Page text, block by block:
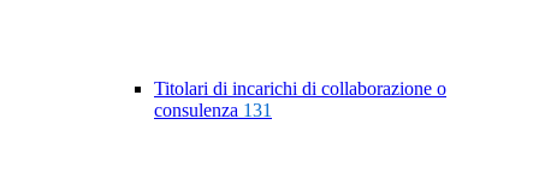
Titolari di incarichi di collaborazione o
consulenza 131